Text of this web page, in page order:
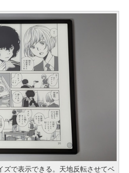
ズで表示できる。天地反転させてベ